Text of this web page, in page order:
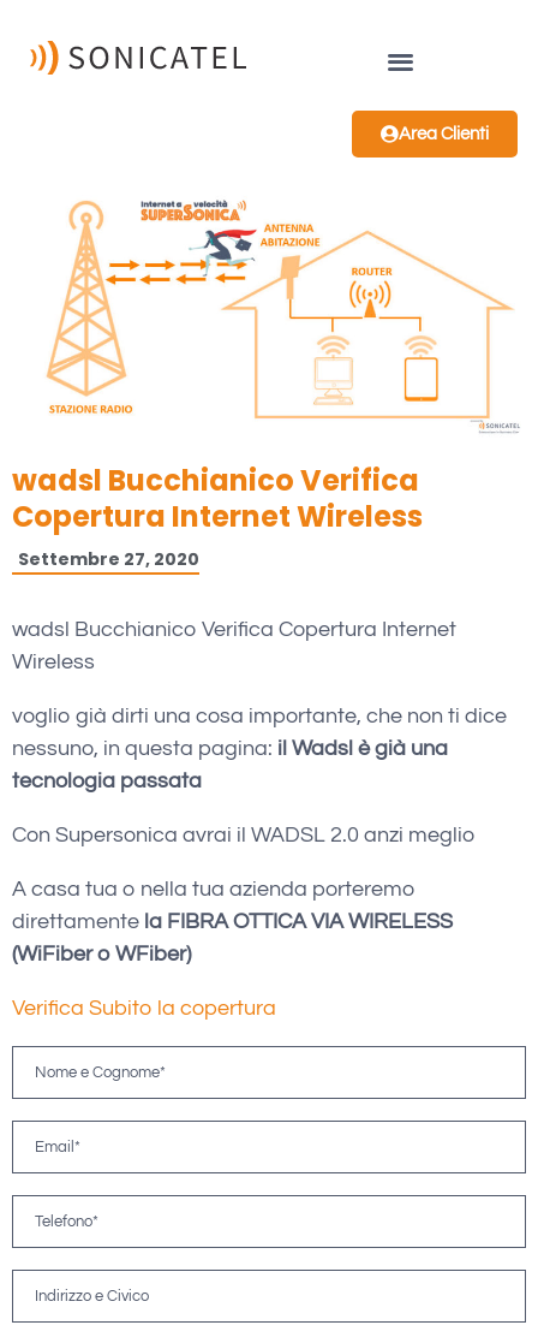
Area Clienti
wadsl Bucchianico Verifica
Copertura Internet Wireless
Settembre 27, 2020
wadsl Bucchianico Verifica Copertura Internet
Wireless
voglio già dirti una cosa importante, che non ti dice
nessuno, in questa pagina: il Wadsl è già una
tecnologia passata
Con Supersonica avrai il WADSL 2.0 anzi meglio
A casa tua o nella tua azienda porteremo
direttamente la FIBRA OTTICA VIA WIRELESS
(WiFiber o WFiber)
Verifica Subito la copertura